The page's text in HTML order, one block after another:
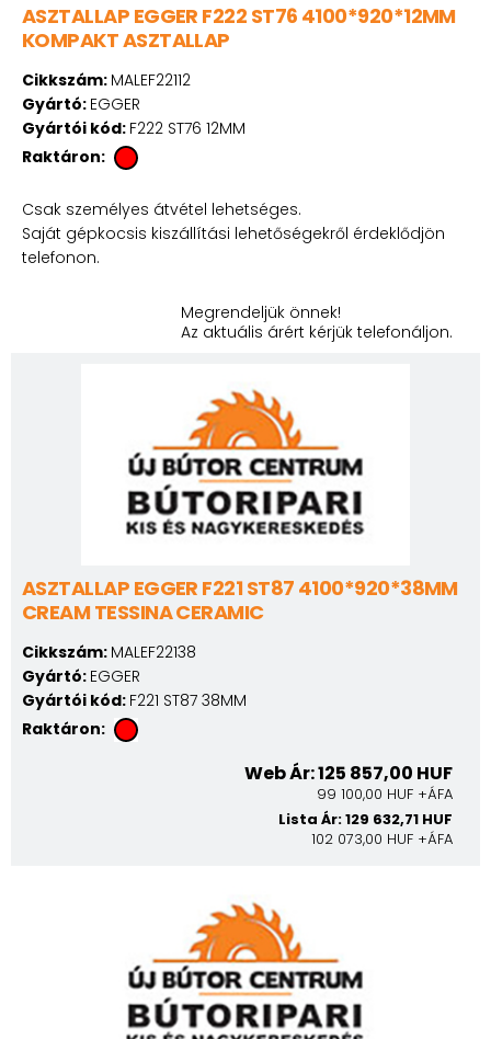
ASZTALLAP EGGER F222 ST76 4100*920*12MM
KOMPAKT ASZTALLAP
Cikkszám: MALEF22112
Gyártó: EGGER
Gyártói kód: F222 ST76 12MM
Raktáron:
Csak személyes átvétel lehetséges.
Saját gépkocsis kiszállítási lehetőségekről érdeklődjön
telefonon.
Megrendeljük önnek!
Az aktuális árért kérjük telefonáljon.
ASZTALLAP EGGER F221 ST87 4100*920*38MM
CREAM TESSINA CERAMIC
Cikkszám: MALEF22138
Gyártó: EGGER
Gyártói kód: F221 ST87 38MM
Raktáron:
Web Ár: 125 857,00 HUF
99 100,00 HUF +ÁFA
Lista Ár: 129 632,71 HUF
102 073,00 HUF +ÁFA